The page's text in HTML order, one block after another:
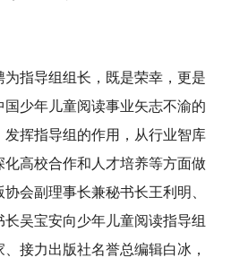
指导组组长，既是荣幸，更是
少年儿童阅读事业矢志不渝的
挥指导组的作用，从行业智库
高校合作和人才培养等方面做
会副理事长兼秘书长王利明、
吴宝安向少年儿童阅读指导组
接力出版社名誉总编辑白冰，